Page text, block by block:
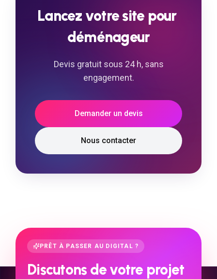
Lancez votresite pour
déménageur
Devis gratuit sous 24 h, sans
engagement.
Demander un devis
Nous contacter
PRÊT À PASSER AU DIGITAL ?
Discutons de votre projet